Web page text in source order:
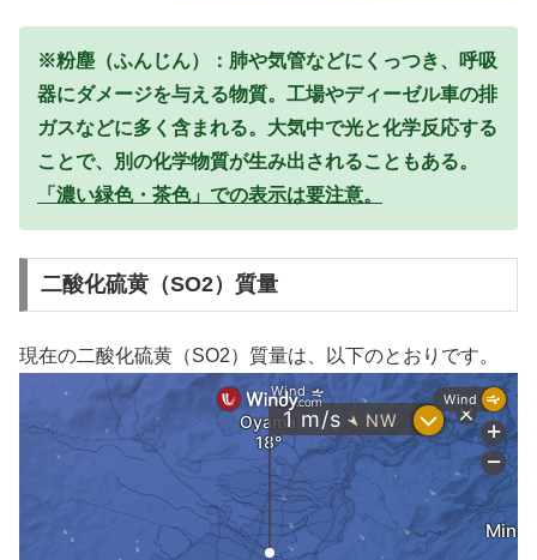
※粉塵（ふんじん）：肺や気管などにくっつき、呼吸
器にダメージを与える物質。工場やディーゼル車の排
ガスなどに多く含まれる。大気中で光と化学反応する
ことで、別の化学物質が生み出されることもある。
「濃い緑色・茶色」での表示は要注意。
二酸化硫黄（SO2）質量
現在の二酸化硫黄（SO2）質量は、以下のとおりです。